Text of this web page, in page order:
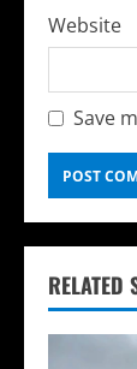
Website
Save
RELATED